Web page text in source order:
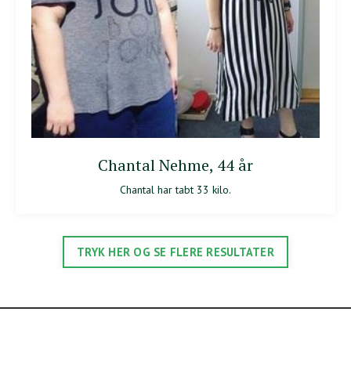
Chantal Nehme, 44 år
Chantal har tabt 33 kilo.
TRYK HER OG SE FLERE RESULTATER